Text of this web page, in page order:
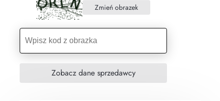
Zmień obrazek